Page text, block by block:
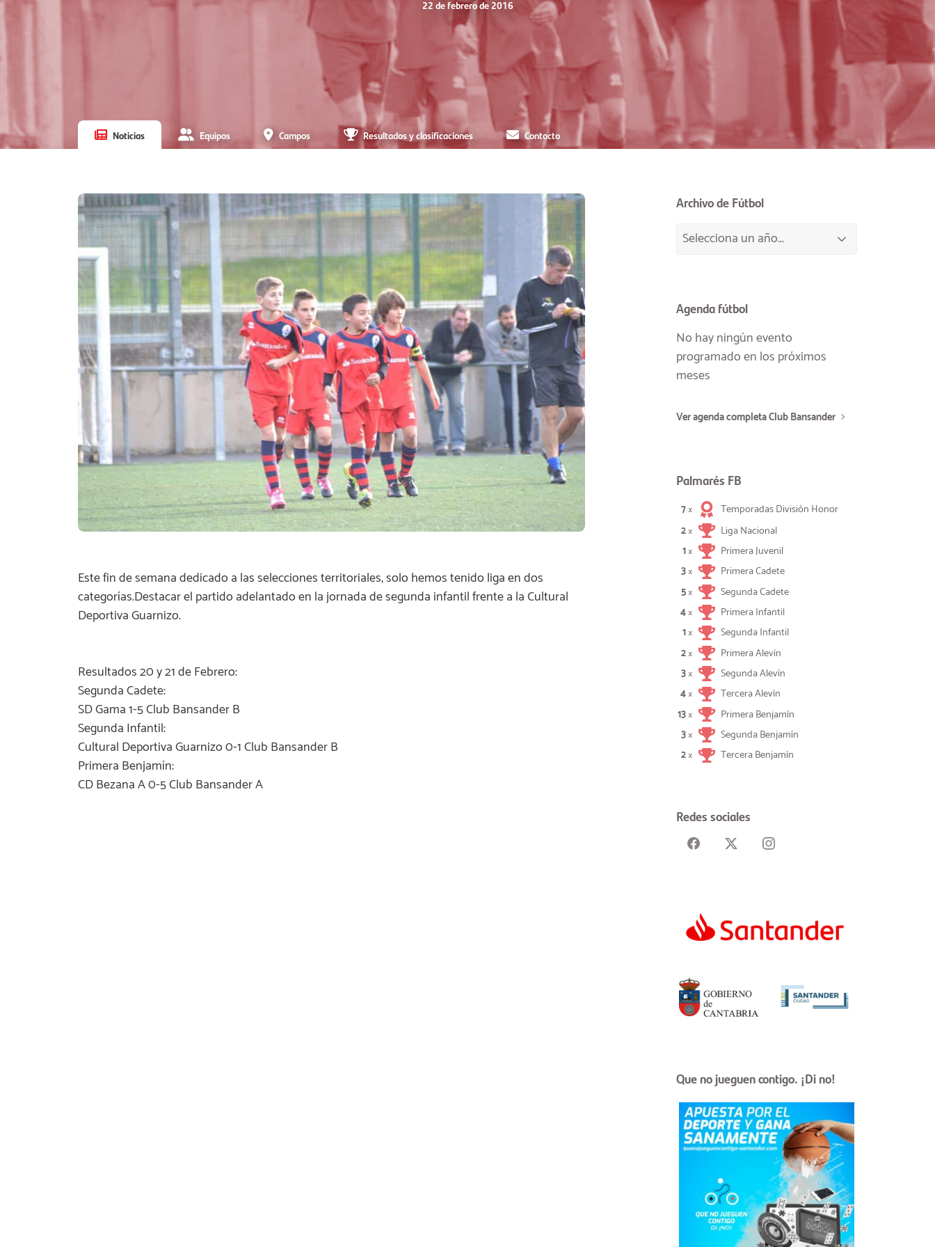
22 de febrero de 2016
Noticias Equipos Campos Resultados y clasificaciones Contacto
Este fin de semana dedicado a las selecciones territoriales, solo hemos tenido liga en dos
categorías.Destacar el partido adelantado en la jornada de segunda infantil frente a la Cultural
Deportiva Guarnizo.
Resultados 20 y 21 de Febrero:
Segunda Cadete:
SD Gama 1-5 Club Bansander B
Segunda Infantil:
Cultural Deportiva Guarnizo 0-1 Club Bansander B
Primera Benjamín:
CD Bezana A 0-5 Club Bansander A
Archivo de Fútbol
Agenda fútbol
No hay ningún evento
programado en los próximos
meses
Ver agenda completa Club Bansander
Palmarés FB
7×
Temporadas División Honor
2×
Liga Nacional
1×
Primera Juvenil
3×
Primera Cadete
5×
Segunda Cadete
4×
Primera Infantil
1×
Segunda Infantil
2×
Primera Alevín
3×
Segunda Alevín
4×
Tercera Alevín
13×
Primera Benjamín
3×
Segunda Benjamín
2× Tercera Benjamín
Redes sociales
Que no jueguen contigo. ¡Di no!